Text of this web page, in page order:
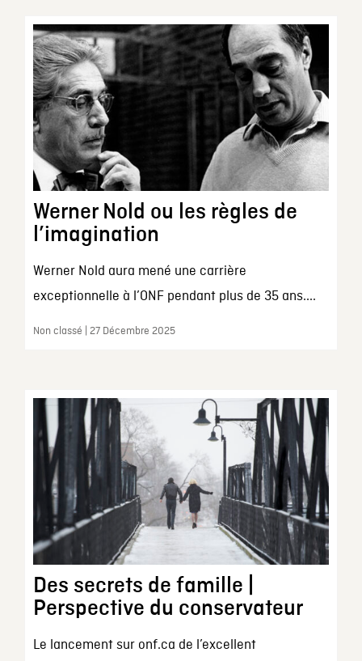
Werner Nold ou les règles de
l’imagination
Werner Nold aura mené une carrière
exceptionnelle à l’ONF pendant plus de 35 ans....
Non classé | 27 Décembre 2025
Des secrets de famille |
Perspective du conservateur
Le lancement sur onf.ca de l’excellent